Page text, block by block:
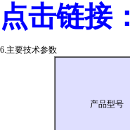
点击链接：
6.主要技术参数
产品型号